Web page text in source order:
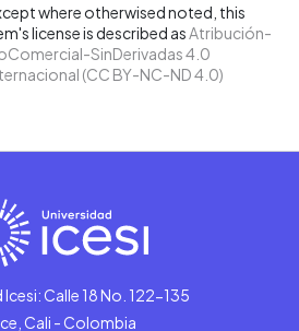
where otherwised noted, this
license is described asAtribución-
SinDerivadas 4.0
(CC BY-NC-ND 4.0)
Icesi: Calle 18 No. 122-135
Cali - Colombia